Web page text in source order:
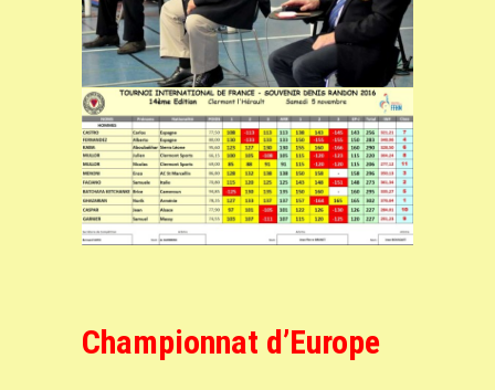
Championnat d’Europe